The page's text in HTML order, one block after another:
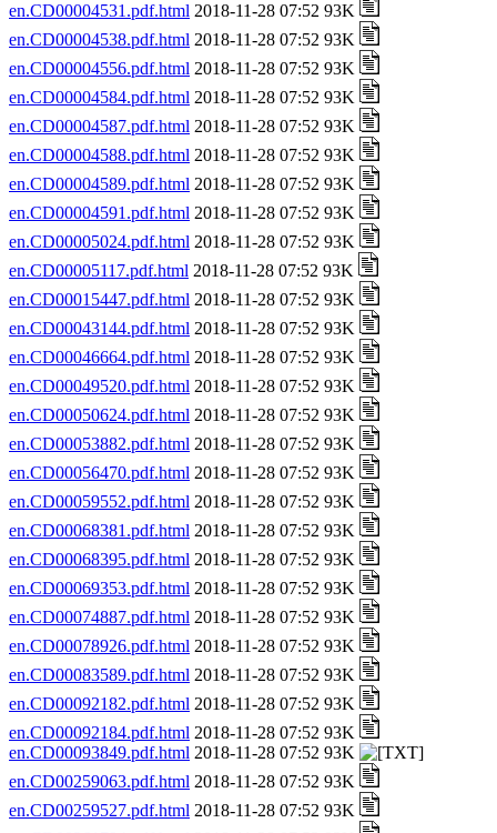
en.CD00004531.pdf.html 2018-11-28 07:52 93K
en.CD00004538.pdf.html 2018-11-28 07:52 93K
en.CD00004556.pdf.html 2018-11-28 07:52 93K
en.CD00004584.pdf.html 2018-11-28 07:52 93K
en.CD00004587.pdf.html 2018-11-28 07:52 93K
en.CD00004588.pdf.html 2018-11-28 07:52 93K
en.CD00004589.pdf.html 2018-11-28 07:52 93K
en.CD00004591.pdf.html 2018-11-28 07:52 93K
en.CD00005024.pdf.html 2018-11-28 07:52 93K
en.CD00005117.pdf.html 2018-11-28 07:52 93K
en.CD00015447.pdf.html 2018-11-28 07:52 93K
en.CD00043144.pdf.html 2018-11-28 07:52 93K
en.CD00046664.pdf.html 2018-11-28 07:52 93K
en.CD00049520.pdf.html 2018-11-28 07:52 93K
en.CD00050624.pdf.html 2018-11-28 07:52 93K
en.CD00053882.pdf.html 2018-11-28 07:52 93K
en.CD00056470.pdf.html 2018-11-28 07:52 93K
en.CD00059552.pdf.html 2018-11-28 07:52 93K
en.CD00068381.pdf.html 2018-11-28 07:52 93K
en.CD00068395.pdf.html 2018-11-28 07:52 93K
en.CD00069353.pdf.html 2018-11-28 07:52 93K
en.CD00074887.pdf.html 2018-11-28 07:52 93K
en.CD00078926.pdf.html 2018-11-28 07:52 93K
en.CD00083589.pdf.html 2018-11-28 07:52 93K
en.CD00092182.pdf.html 2018-11-28 07:52 93K
en.CD00092184.pdf.html 2018-11-28 07:52 93K
en.CD00093849.pdf.html 2018-11-28 07:52 93K
en.CD00259063.pdf.html 2018-11-28 07:52 93K
en.CD00259527.pdf.html 2018-11-28 07:52 93K